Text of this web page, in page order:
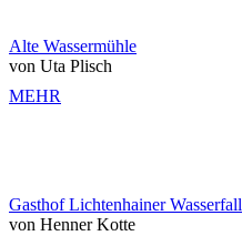
Alte Wassermühle
von Uta Plisch
MEHR
Gasthof Lichtenhainer Wasserfall
von Henner Kotte